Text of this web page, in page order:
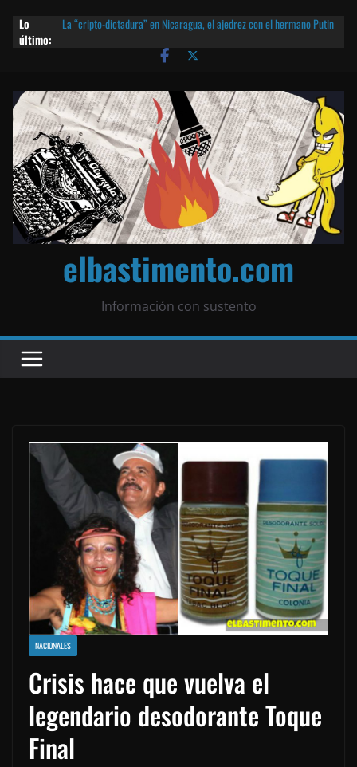
Lo
último:
La “cripto-dictadura” en Nicaragua, el ajedrez con el hermano Putin
Agarrá tu POLLO FRITO, vamos a la dictadura ETERNA | ¡O lo que
¡El partido único! Nicaragua, la Corea del Norte con queso frito y el
Batman de Matagalpa
Las mentiras del Cardenal Leopoldo Brenes con el Papa
¿Piratas de El Carmen en la India? El barco fantasma de Nicaragua |
¡O lo que queda!
elbastimento.com
Información con sustento
NACIONALES
Crisis hace que vuelva el
legendario desodorante Toque
Final